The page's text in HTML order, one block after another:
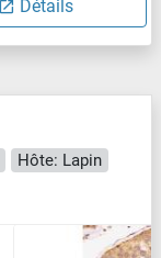
Détails
Hôte: Lapin